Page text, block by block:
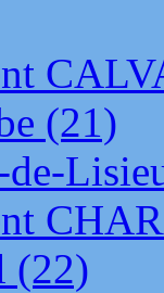
(21)
de-
(22)